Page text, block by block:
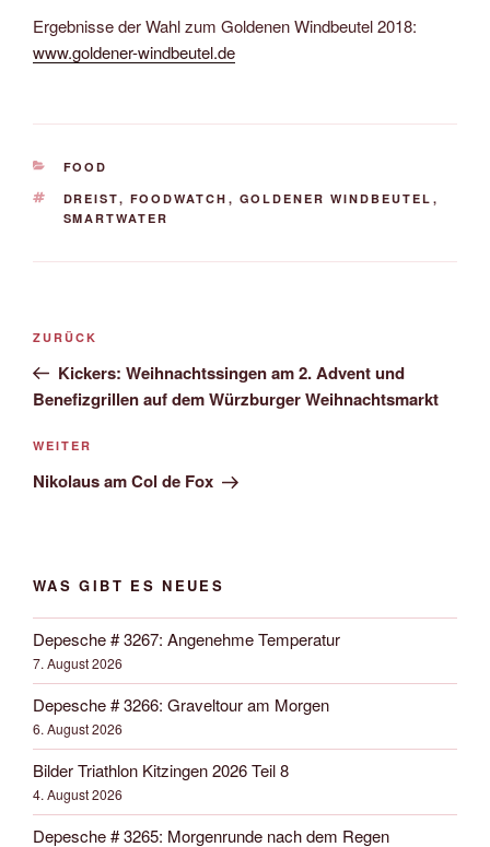
Ergebnisse der Wahl zum Goldenen Windbeutel 2018:
www.goldener-windbeutel.de
KATEGORIEN
FOOD
SCHLAGWÖRTER
DREIST, FOODWATCH , GOLDENER WINDBEUTEL ,
SMARTWATER
Beitrags-
Vorheriger
Beitrag
ZURÜCK
Kickers: Weihnachtssingen am 2. Advent und
Benefizgrillen auf dem Würzburger Weihnachtsmarkt
Nächster
Beitrag
WEITER
Nikolaus am Col de Fox
WAS GIBT ES NEUES
Depesche # 3267: Angenehme Temperatur
7. August 2026
Depesche # 3266: Graveltour am Morgen
6. August 2026
Bilder Triathlon Kitzingen 2026 Teil 8
4. August 2026
Depesche # 3265: Morgenrunde nach dem Regen